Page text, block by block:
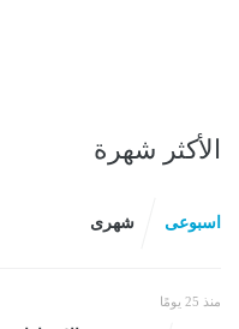
الأكثر شهرة
اسبوعى شهرى
منذ 25 يومًا